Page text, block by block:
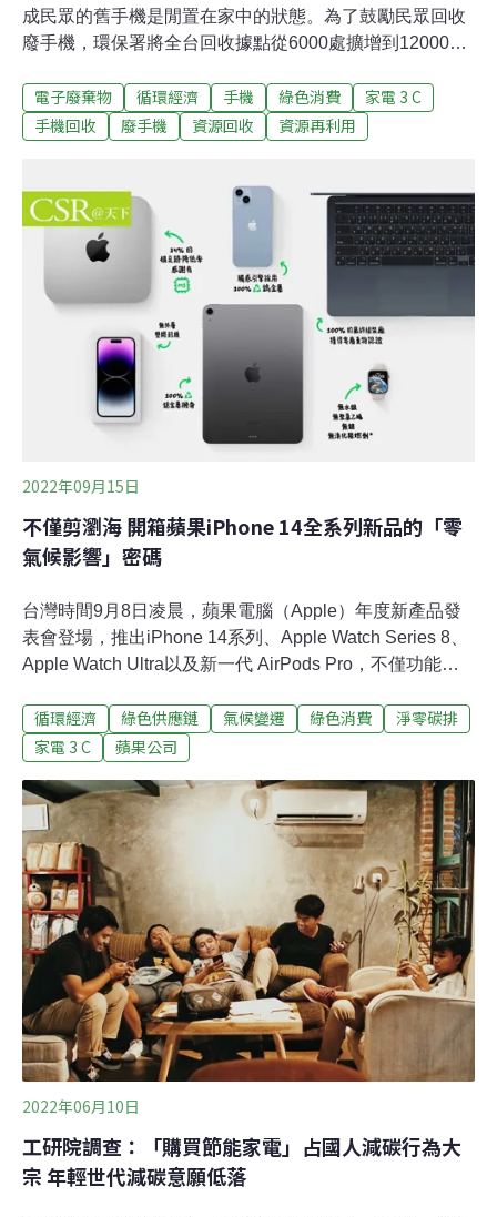
成民眾的舊手機是閒置在家中的狀態。為了鼓勵民眾回收
廢手機，環保署將全台回收據點從6000處擴增到12000
31日前往指定據點回收手機，就可以參加環保署iPhone
14、Acer筆電等抽獎活動，並獲得據點提供的回收優惠。
有55.3%的民眾傾向將壞掉或不再使用的手機放在家裡。
造成民眾手機回收意願低落的原因主要有三個，包括不清
楚如何回收、對資安有疑慮，以及缺乏回收誘因。環保署
回收基管會昨（26）日「10月手機回收月」舉辦記者會，
邀請多家手機、電信、電商及超商業者出席。從2019年開
始，環保署每年10月舉行「手機回收月」活動，今年的抽
獎項目包括iPhone 14、Acer筆
電子廢棄物 循環經濟 手機 綠色消費
家電 3 C
手機回收
廢手機 資源回收 資源再利用
2022年09月15日
不僅剪瀏海 開箱蘋果iPhone 14全系列新品的「零
氣候影響」密碼
台灣時間9月8日凌晨，蘋果電腦（Apple）年度新產品發
表會登場，推出iPhone 14系列、Apple Watch Series 8、
Apple Watch Ultra以及新一代 AirPods Pro，不僅功能升
落實「零氣候影響」。Apple此次推出的新手機包括
iPhone 14、iPhone 14 Plus、iPhone 14 Pro和iPhone 14
計宗旨是將對環境衝擊降到最低，包括將塑膠水瓶升級再
造，以化學方式轉換為更堅固、高效能材質製成的天線。
iPhone 14在MagSafe充電器等磁鐵配件中使用100%再生
稀土元素，並在觸感引擎中使用100%再生鎢金屬。手機
觸感引擎使用再生鎢兩種機型都在多層印刷電路板上的焊
料上使用100%再生錫，多層印刷
循環經濟 綠色供應鏈 氣候變遷 綠色消費
淨零碳排
家電 3 C
蘋果公司
2022年06月10日
工研院調查：「購買節能家電」占國人減碳行為大
宗 年輕世代減碳意願低落